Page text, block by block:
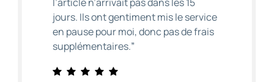
jours. Ils ont gentiment mis le service
en pause pour moi, donc pas de frais
supplémentaires.”